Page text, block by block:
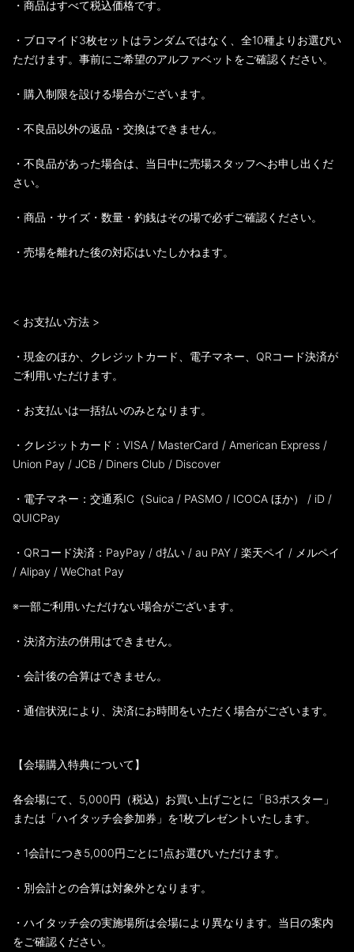
・商品はすべて税込価格です。
・ブロマイド3枚セットはランダムではなく、全10種よりお選びい
ただけます。事前にご希望のアルファベットをご確認ください。
・購入制限を設ける場合がございます。
・不良品以外の返品・交換はできません。
・不良品があった場合は、当日中に売場スタッフへお申し出くだ
さい。
・商品・サイズ・数量・釣銭はその場で必ずご確認ください。
・売場を離れた後の対応はいたしかねます。
< お支払い方法 >
・現金のほか、クレジットカード、電子マネー、QRコード決済が
ご利用いただけます。
・お支払いは一括払いのみとなります。
・クレジットカード：VISA / MasterCard / American Express /
Union Pay / JCB / Diners Club / Discover
・電子マネー：交通系IC（Suica / PASMO / ICOCA ほか） / iD /
QUICPay
・QRコード決済：PayPay / d払い / au PAY / 楽天ペイ / メルペイ
/ Alipay / WeChat Pay
※一部ご利用いただけない場合がございます。
・決済方法の併用はできません。
・会計後の合算はできません。
・通信状況により、決済にお時間をいただく場合がございます。
【会場購入特典について】
各会場にて、5,000円（税込）お買い上げごとに「B3ポスター」
または「ハイタッチ会参加券」を1枚プレゼントいたします。
・1会計につき5,000円ごとに1点お選びいただけます。
・別会計との合算は対象外となります。
・ハイタッチ会の実施場所は会場により異なります。当日の案内
をご確認ください。